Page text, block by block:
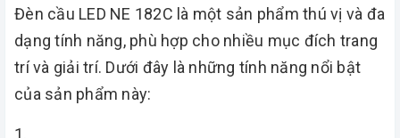
Đèn cầu LED NE 182C là một sản phẩm thú vị và đa
dạng tính năng, phù hợp cho nhiều mục đích trang
trí và giải trí. Dưới đây là những tính năng nổi bật
của sản phẩm này: